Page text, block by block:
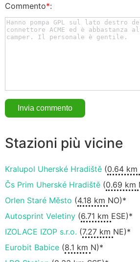
Commento*:
Stazioni più vicine
Kralupol Uherské Hradiště (0.64 km
Čs Prim Uherské Hradiště (0.69 km
Orlen Staré Město (4.18 km NO)*
Autosprint Veletiny (6.71 km ESE)*
IZOLACE IZOP s.r.o. (7.27 km NE)*
Eurobit Babice (8.1 km N)*